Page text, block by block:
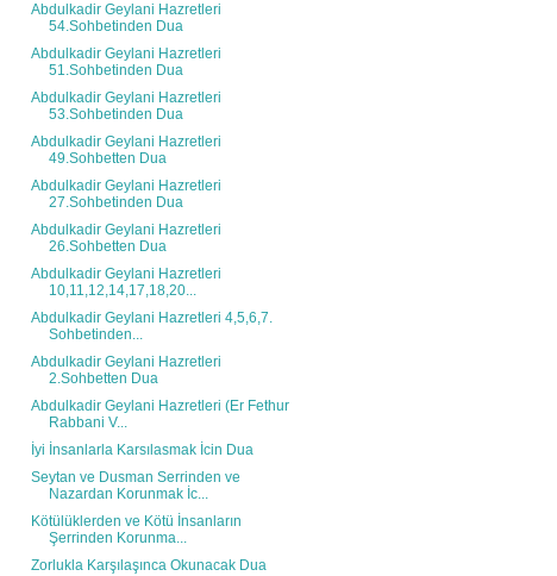
Abdulkadir Geylani Hazretleri
54.Sohbetinden Dua
Abdulkadir Geylani Hazretleri
51.Sohbetinden Dua
Abdulkadir Geylani Hazretleri
53.Sohbetinden Dua
Abdulkadir Geylani Hazretleri
49.Sohbetten Dua
Abdulkadir Geylani Hazretleri
27.Sohbetinden Dua
Abdulkadir Geylani Hazretleri
26.Sohbetten Dua
Abdulkadir Geylani Hazretleri
10,11,12,14,17,18,20...
Abdulkadir Geylani Hazretleri 4,5,6,7.
Sohbetinden...
Abdulkadir Geylani Hazretleri
2.Sohbetten Dua
Abdulkadir Geylani Hazretleri (Er Fethur
Rabbani V...
İyi İnsanlarla Karsılasmak İcin Dua
Seytan ve Dusman Serrinden ve
Nazardan Korunmak İc...
Kötülüklerden ve Kötü İnsanların
Şerrinden Korunma...
Zorlukla Karşılaşınca Okunacak Dua